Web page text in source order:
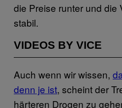
die Preise runter und die
stabil.
VIDEOS BY VICE
Auch wenn wir wissen,
denn je ist, scheint der
härteren Drogen zu